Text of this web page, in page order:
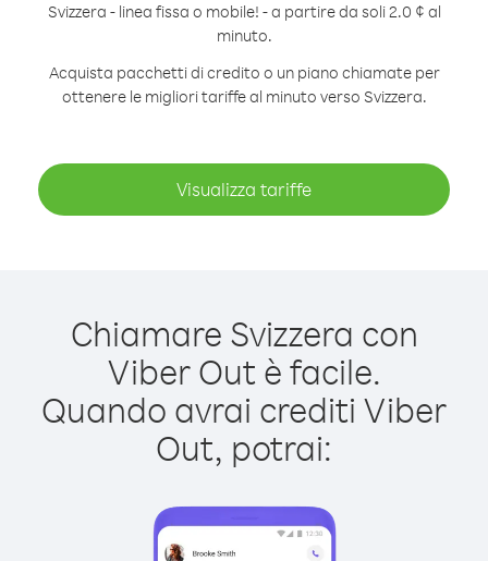
Svizzera - linea fissa o mobile! - a partire da soli 2.0 ¢ al
minuto.
Acquista pacchetti di credito o un piano chiamate per
ottenere le migliori tariffe al minuto verso Svizzera.
Visualizza tariffe
Chiamare Svizzera con
Viber Out è facile.
Quando avrai crediti Viber
Out, potrai: